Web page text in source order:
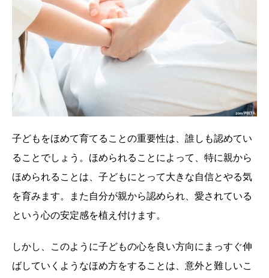
子どもをほめて育てることの重要性は、誰しも認めてい
ることでしょう。ほめられることによって、特に親から
ほめられることは、子どもにとって大きな自信とやる気
を育みます。また自分が親から認められ、愛されている
という心の安定感を植え付けます。
しかし、このように子どもの心を良い方向にまっすぐ伸
ばしていくようなほめ方をすることは、意外と難しいこ